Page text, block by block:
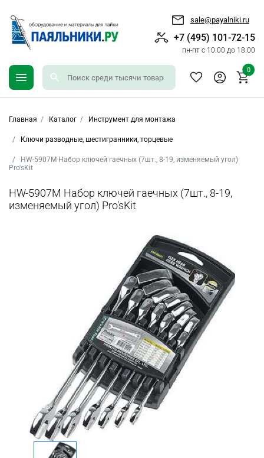
sale@payalniki.ru
+7 (495) 101-72-15
пн-пт с 10.00 до 18.00
0
Главная Каталог Инструмент для монтажа
Ключи разводные, шестигранники, торцевые
HW-5907M Набор ключей гаечных (7шт., 8-19, изменяемый угол)
Pro'sKit
HW-5907M Набор ключей гаечных (7шт., 8-19,
изменяемый угол) Pro'sKit